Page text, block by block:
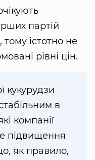
партій
істотно не
рівні цін.
кукурудзи
в
компанії
підвищення
як правило,